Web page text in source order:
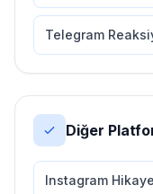
Telegram
Diğer
Instagram